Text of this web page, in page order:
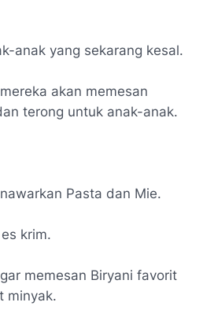
anak yang sekarang kesal.
akan memesan
terong untuk anak-anak.
Pasta dan Mie.
krim.
memesan Biryani favorit
minyak.